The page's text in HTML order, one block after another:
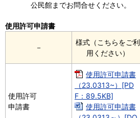
公民館までお問合せください。
使用許可申請書
－
様式（こちらをご利
用ください）
使用許可
申請書
使用許可申請書
（23.0313~）[PD
F：89.5KB]
使用許可申請書